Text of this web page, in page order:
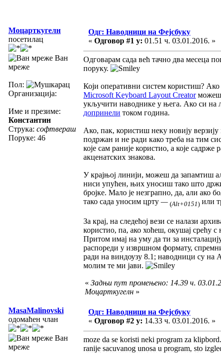
Моцарткугелн
посетилац
Ван
мреже
Пол:
Организација:
Име и презиме:
Константин
Струка: софтвераш
Поруке: 46
Одг: Наводници на Фејсбуку
« Одговор #1 у: 01.51 ч. 03.01.2016. »
Одговарам сада већ тачно два месеца
поруку.
Који оперативни систем користиш?
Microsoft Keyboard Layout Creatorможеш
укључити наводнике у њега. Ако си на
допринели током година.
Ако, пак, користиш неку новију
подржан и не ради како треба на тим
које сам раније користио, а које
акценатских знакова.
У крајњој линији, можеш да запамтиш
ниси упућен, њих уносиш тако што
бројке. Мало је незграпно, да, али ако
тако сада уносим црту — (Alt+0151) или
За крај, на следећој вези се налази
користио, па, ако хоћеш, окушај срећу
Притом имај на уму да ти за
распореди у извршном формату,
ради на виндоузу 8.1; наводници су
молим те ми јави.
« Задњи пут промењено: 14.39 ч.
Моцарткугелн »
MasaMalinovski
одомаћен члан
Ван
мреже
Одг: Наводници на Фејсбуку
« Одговор #2 у: 14.33 ч. 03.01.2016. »
moze da se koristi neki program za
ranije sacuvanog unosa u program, sto